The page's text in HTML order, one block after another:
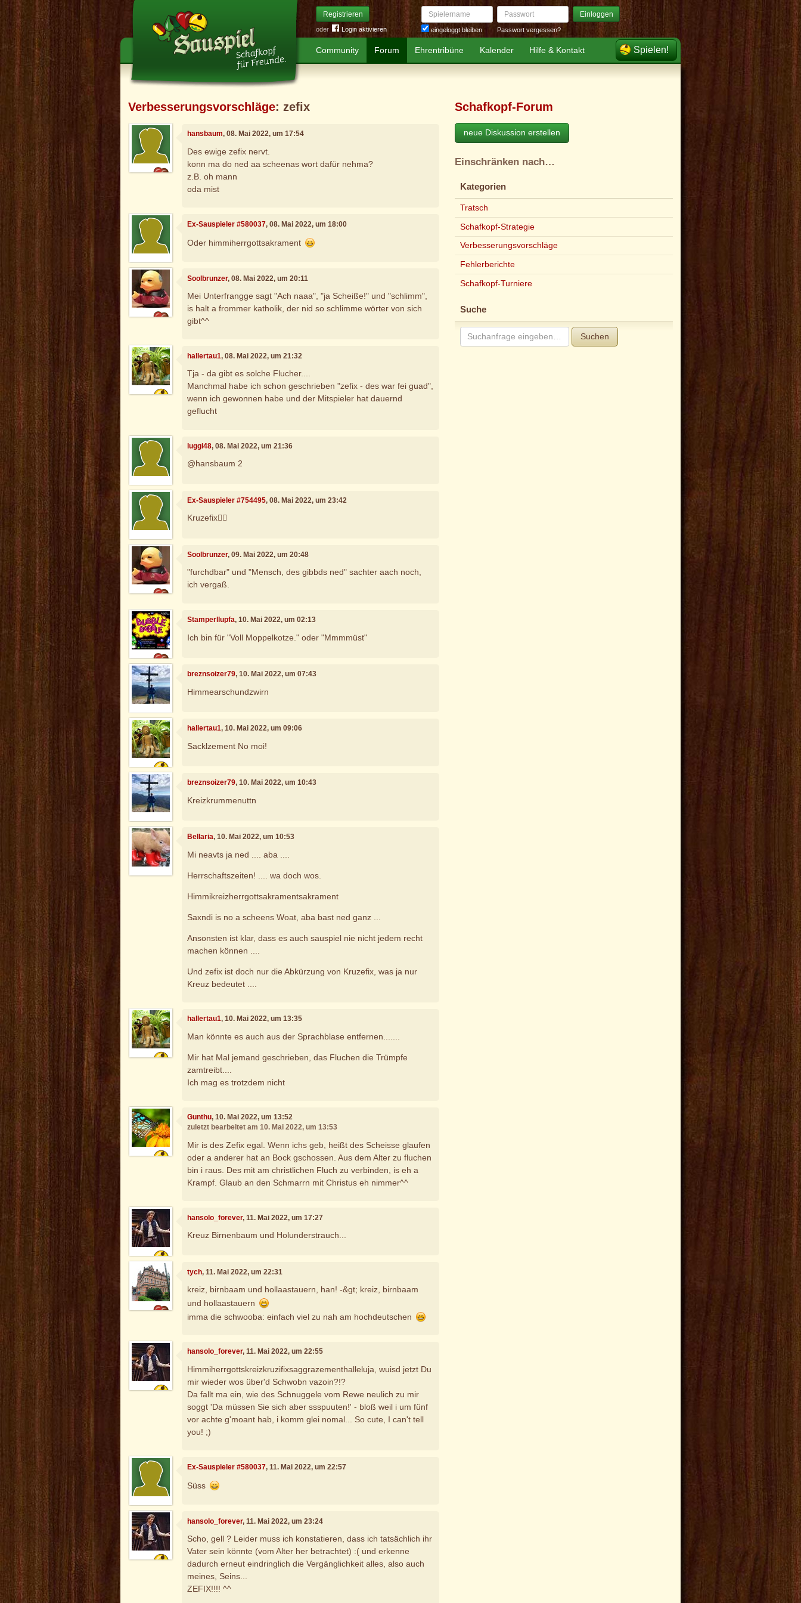
Registrieren
oder Login aktivieren
Spielername
eingeloggt bleiben
Passwort Einloggen
Passwort vergessen?
Community Forum Ehrentribüne Kalender Hilfe & Kontakt Spielen!
Verbesserungsvorschläge: zefix
hansbaum, 08. Mai 2022, um 17:54
Des ewige zefix nervt.
konn ma do ned aa scheenas wort dafür nehma?
z.B. oh mann
oda mist
Ex-Sauspieler #580037, 08. Mai 2022, um 18:00
Oder himmiherrgottsakrament
Soolbrunzer, 08. Mai 2022, um 20:11
Mei Unterfrangge sagt "Ach naaa", "ja Scheiße!" und "schlimm",
is halt a frommer katholik, der nid so schlimme wörter von sich
gibt^^
hallertau1, 08. Mai 2022, um 21:32
Tja - da gibt es solche Flucher....
Manchmal habe ich schon geschrieben "zefix - des war fei guad",
wenn ich gewonnen habe und der Mitspieler hat dauernd
geflucht
luggi48, 08. Mai 2022, um 21:36
@hansbaum 2
Ex-Sauspieler #754495, 08. Mai 2022, um 23:42
Kruzefix☝🏾
Soolbrunzer, 09. Mai 2022, um 20:48
"furchdbar" und "Mensch, des gibbds ned" sachter aach noch,
ich vergaß.
Stamperllupfa, 10. Mai 2022, um 02:13
Ich bin für "Voll Moppelkotze." oder "Mmmmüst"
breznsoizer79, 10. Mai 2022, um 07:43
Himmearschundzwirn
hallertau1, 10. Mai 2022, um 09:06
Sacklzement No moi!
breznsoizer79, 10. Mai 2022, um 10:43
Kreizkrummenuttn
Bellaria, 10. Mai 2022, um 10:53
Mi neavts ja ned .... aba ....
Herrschaftszeiten! .... wa doch wos.
Himmikreizherrgottsakramentsakrament
Saxndi is no a scheens Woat, aba bast ned ganz ...
Ansonsten ist klar, dass es auch sauspiel nie nicht jedem recht
machen können ....
Und zefix ist doch nur die Abkürzung von Kruzefix, was ja nur
Kreuz bedeutet ....
hallertau1, 10. Mai 2022, um 13:35
Man könnte es auch aus der Sprachblase entfernen.......
Mir hat Mal jemand geschrieben, das Fluchen die Trümpfe
zamtreibt....
Ich mag es trotzdem nicht
Gunthu, 10. Mai 2022, um 13:52
zuletzt bearbeitet am 10. Mai 2022, um 13:53
Mir is des Zefix egal. Wenn ichs geb, heißt des Scheisse glaufen
oder a anderer hat an Bock gschossen. Aus dem Alter zu fluchen
bin i raus. Des mit am christlichen Fluch zu verbinden, is eh a
Krampf. Glaub an den Schmarrn mit Christus eh nimmer^^
hansolo_forever, 11. Mai 2022, um 17:27
Kreuz Birnenbaum und Holunderstrauch...
tych, 11. Mai 2022, um 22:31
kreiz, birnbaam und hollaastauern, han! -&gt; kreiz, birnbaam
und hollaastauern
imma die schwooba: einfach viel zu nah am hochdeutschen
hansolo_forever, 11. Mai 2022, um 22:55
Himmiherrgottskreizkruzifixsaggrazementhalleluja, wuisd jetzt Du
mir wieder wos über'd Schwobn vazoin?!?
Da fallt ma ein, wie des Schnuggele vom Rewe neulich zu mir
soggt 'Da müssen Sie sich aber ssspuuten!' - bloß weil i um fünf
vor achte g'moant hab, i komm glei nomal... So cute, I can't tell
you! ;)
Ex-Sauspieler #580037, 11. Mai 2022, um 22:57
Süss
hansolo_forever, 11. Mai 2022, um 23:24
Scho, gell ? Leider muss ich konstatieren, dass ich tatsächlich ihr
Vater sein könnte (vom Alter her betrachtet) :( und erkenne
dadurch erneut eindringlich die Vergänglichkeit alles, also auch
meines, Seins...
ZEFIX!!!! ^^
Schafkopf-Forum
neue Diskussion erstellen
Einschränken nach…
Kategorien
Tratsch
Schafkopf-Strategie
Verbesserungsvorschläge
Fehlerberichte
Schafkopf-Turniere
Suche
Suchen